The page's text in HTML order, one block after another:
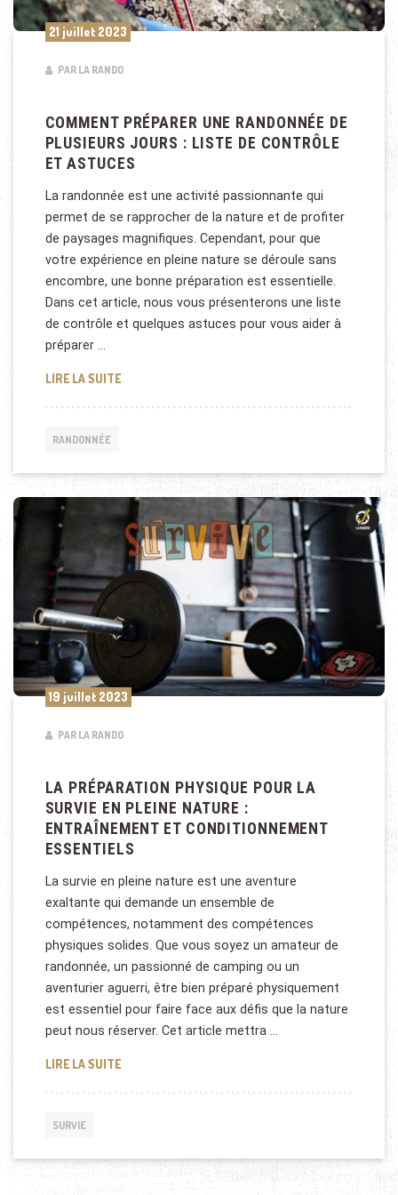
21 juillet 2023
PAR LA RANDO
COMMENT PRÉPARER UNE RANDONNÉE DE
PLUSIEURS JOURS : LISTE DE CONTRÔLE
ET ASTUCES
La randonnée est une activité passionnante qui
permet de se rapprocher de la nature et de profiter
de paysages magnifiques. Cependant, pour que
votre expérience en pleine nature se déroule sans
encombre, une bonne préparation est essentielle.
Dans cet article, nous vous présenterons une liste
de contrôle et quelques astuces pour vous aider à
préparer …
LIRE LA SUITECOMMENT PRÉPARER UNE RANDONNÉE DE
RANDONNÉE
19 juillet 2023
PAR LA RANDO
LA PRÉPARATION PHYSIQUE POUR LA
SURVIE EN PLEINE NATURE :
ENTRAÎNEMENT ET CONDITIONNEMENT
ESSENTIELS
La survie en pleine nature est une aventure
exaltante qui demande un ensemble de
compétences, notamment des compétences
physiques solides. Que vous soyez un amateur de
randonnée, un passionné de camping ou un
aventurier aguerri, être bien préparé physiquement
est essentiel pour faire face aux défis que la nature
peut nous réserver. Cet article mettra …
LIRE LA SUITELA PRÉPARATION PHYSIQUE POUR LA SURVIE EN
SURVIE